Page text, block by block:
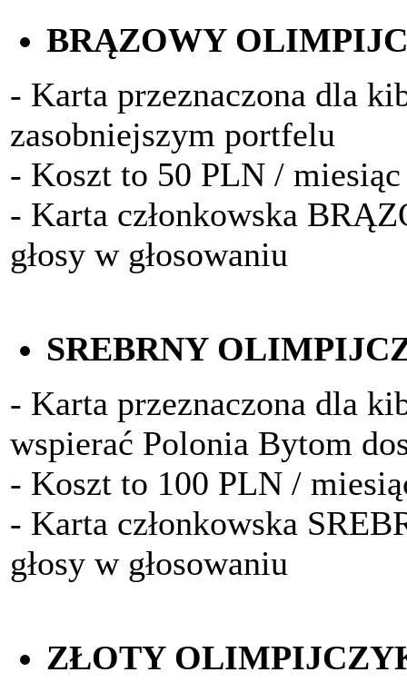
BRĄZOWY
- Karta przeznaczona dla
zasobniejszym portfelu
- Koszt to 50 PLN / miesiąc
- Karta członkowska
głosy w głosowaniu
SREBRNY
- Karta przeznaczona dla
wspierać Polonia Bytom
- Koszt to 100 PLN /
- Karta członkowska
głosy w głosowaniu
ZŁOTY